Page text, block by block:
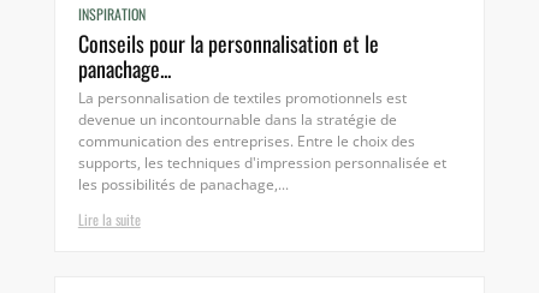
INSPIRATION
Conseils pour la personnalisation et le
panachage...
La personnalisation de textiles promotionnels est
devenue un incontournable dans la stratégie de
communication des entreprises. Entre le choix des
supports, les techniques d'impression personnalisée et
les possibilités de panachage,...
Lire la suite